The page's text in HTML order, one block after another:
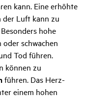
kann. Eine erhöhte
Luft kann zu
hohe
schwachen
Tod führen.
können zu
führen. Das Herz-
einem hohen